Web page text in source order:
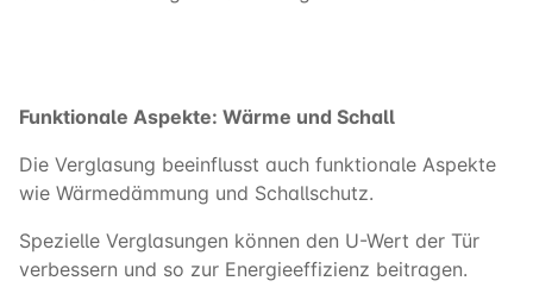
Funktionale Aspekte: Wärme und Schall
Die Verglasung beeinflusst auch funktionale Aspekte
wie Wärmedämmung und Schallschutz.
Spezielle Verglasungen können den U-Wert der Tür
verbessern und so zur Energieeffizienz beitragen.